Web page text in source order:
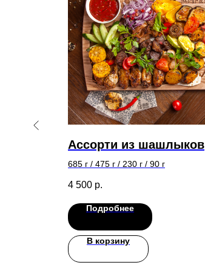
Ассорти из шашлыков
685 г / 475 г / 230 г / 90 г
4 500 р.
Подробнее
В корзину